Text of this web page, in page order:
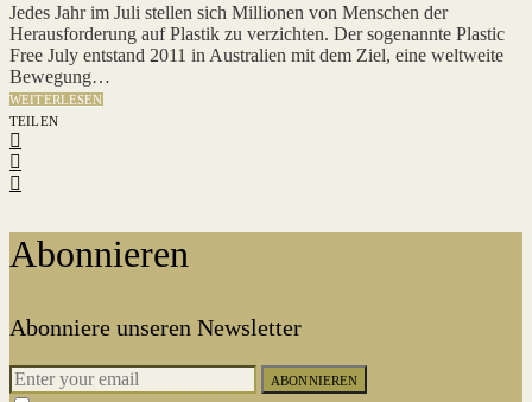
Jedes Jahr im Juli stellen sich Millionen von Menschen der
Herausforderung auf Plastik zu verzichten. Der sogenannte Plastic
Free July entstand 2011 in Australien mit dem Ziel, eine weltweite
Bewegung…
WEITERLESEN
TEILEN
Abonnieren
Abonniere unseren Newsletter
ABONNIEREN